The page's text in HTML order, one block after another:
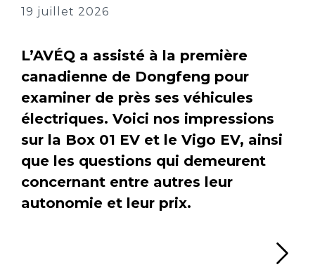
19 juillet 2026
L’AVÉQ a assisté à la première
canadienne de Dongfeng pour
examiner de près ses véhicules
électriques. Voici nos impressions
sur la Box 01 EV et le Vigo EV, ainsi
que les questions qui demeurent
concernant entre autres leur
autonomie et leur prix.